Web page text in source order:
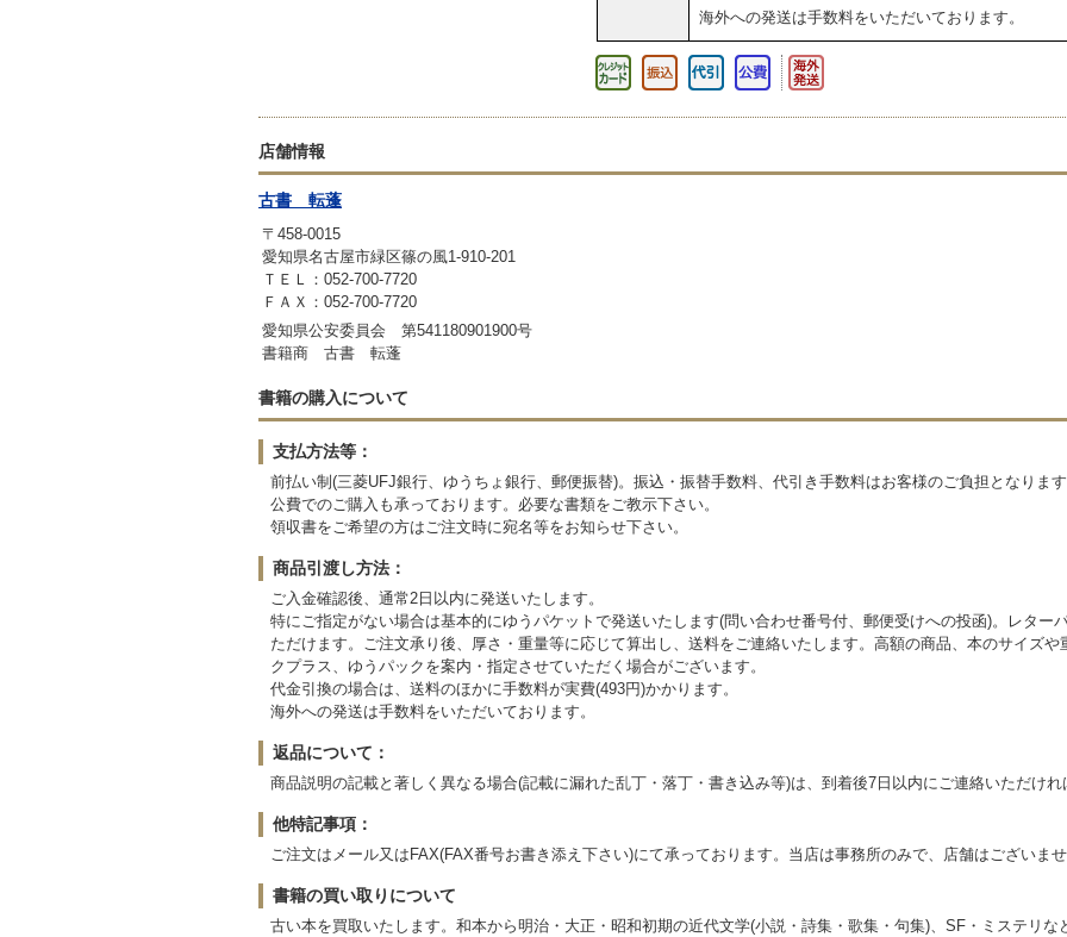
海外への発送は手数料をいただいております。
店舗情報
古書 転蓬
〒458-0015
愛知県名古屋市緑区篠の風1-910-201
ＴＥＬ：052-700-7720
ＦＡＸ：052-700-7720
愛知県公安委員会 第541180901900号
書籍商 古書 転蓬
書籍の購入について
支払方法等：
前払い制(三菱UFJ銀行、ゆうちょ銀行、郵便振替)。振込・振替手数料、代引き手数料はお客様のご負担となります
公費でのご購入も承っております。必要な書類をご教示下さい。
領収書をご希望の方はご注文時に宛名等をお知らせ下さい。
商品引渡し方法：
ご入金確認後、通常2日以内に発送いたします。
特にご指定がない場合は基本的にゆうパケットで発送いたします(問い合わせ番号付、郵便受けへの投函)。レター
ただけます。ご注文承り後、厚さ・重量等に応じて算出し、送料をご連絡いたします。高額の商品、本のサイズ
クプラス、ゆうパックを案内・指定させていただく場合がございます。
代金引換の場合は、送料のほかに手数料が実費(493円)かかります。
海外への発送は手数料をいただいております。
返品について：
商品説明の記載と著しく異なる場合(記載に漏れた乱丁・落丁・書き込み等)は、到着後7日以内にご連絡いただけれ
他特記事項：
ご注文はメール又はFAX(FAX番号お書き添え下さい)にて承っております。当店は事務所のみで、店舗はございませ
書籍の買い取りについて
古い本を買取いたします。和本から明治・大正・昭和初期の近代文学(小説・詩集・歌集・句集)、SF・ミステリ